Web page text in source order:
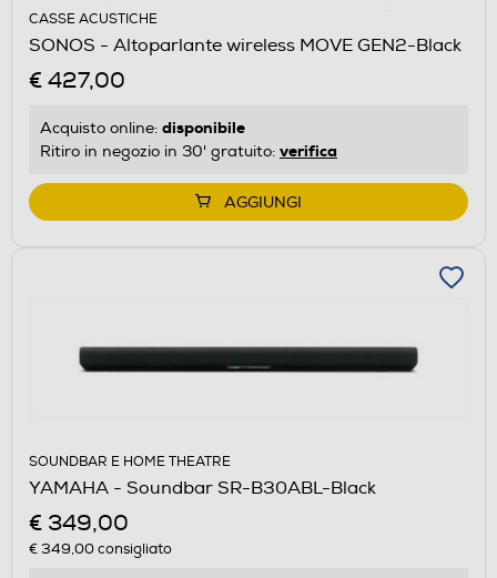
CASSE ACUSTICHE
SONOS - Altoparlante wireless MOVE GEN2-Black
€ 427,00
Acquisto online: disponibile
Ritiro in negozio in 30' gratuito: verifica
AGGIUNGI
SOUNDBAR E HOME THEATRE
YAMAHA - Soundbar SR-B30ABL-Black
€ 349,00
€ 349,00consigliato